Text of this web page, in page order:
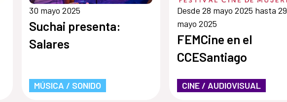
30 mayo 2025
Suchai presenta:
Salares
MÚSICA / SONIDO
Desde 28 mayo 2025 hasta 29
mayo 2025
FEMCine en el
CCESantiago
CINE / AUDIOVISUAL